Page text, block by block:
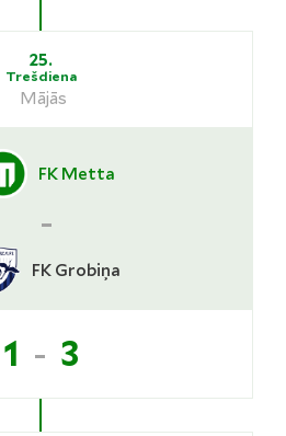
25.
Trešdiena
Mājās
FK Metta
-
FK Grobiņa
1 - 3